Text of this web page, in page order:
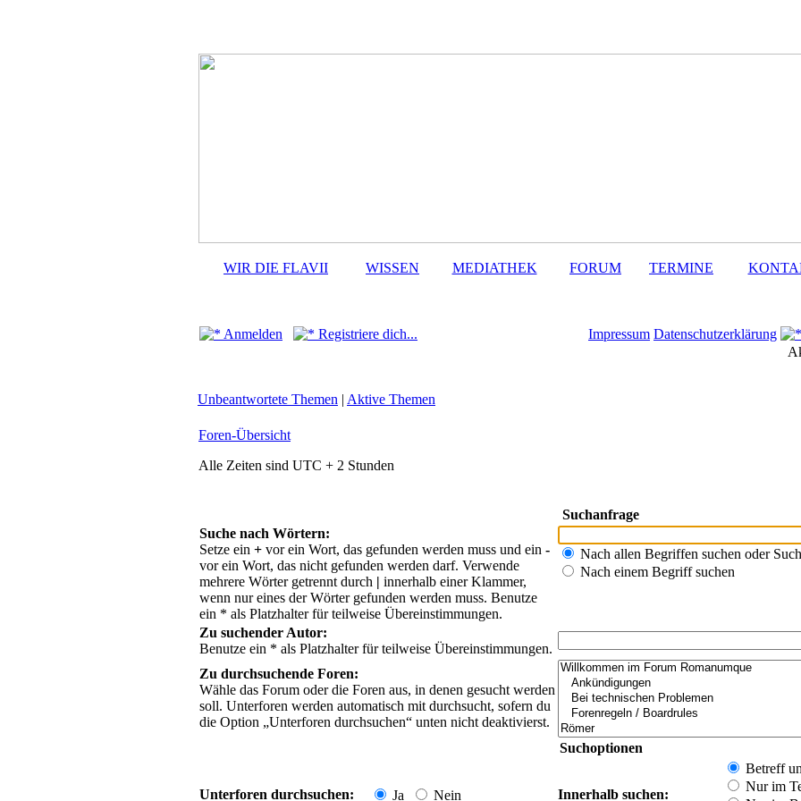
WIR DIE FLAVII WISSEN MEDIATHEK FORUM TERMINE
Anmelden Registriere dich... Impressum Datenschutzerklärung
Unbeantwortete Themen | Aktive Themen
Foren-Übersicht
Alle Zeiten sind UTC + 2 Stunden
Suchanfrage
Suche nach Wörtern:
Setze ein + vor ein Wort, das gefunden werden muss und ein -
vor ein Wort, das nicht gefunden werden darf. Verwende
mehrere Wörter getrennt durch | innerhalb einer Klammer,
wenn nur eines der Wörter gefunden werden muss. Benutze
ein * als Platzhalter für teilweise Übereinstimmungen.
Nach allen Begriffen suchen oder
Nach einem Begriff suchen
Zu suchender Autor:
Benutze ein * als Platzhalter für teilweise Übereinstimmungen.
Zu durchsuchende Foren:
Wähle das Forum oder die Foren aus, in denen gesucht werden
soll. Unterforen werden automatisch mit durchsucht, sofern du
die Option „Unterforen durchsuchen“ unten nicht deaktivierst.
Suchoptionen
Unterforen durchsuchen: Ja Nein Innerhalb suchen:
Betreff
Nur im